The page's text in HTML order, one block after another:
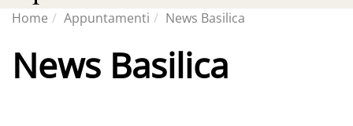
Home Appuntamenti News Basilica
News Basilica